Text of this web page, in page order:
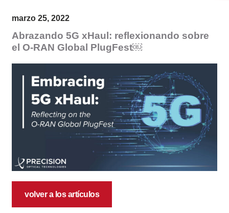
marzo 25, 2022
Abrazando 5G xHaul: reflexionando sobre
el O-RAN Global PlugFest￼
volver a los artículos